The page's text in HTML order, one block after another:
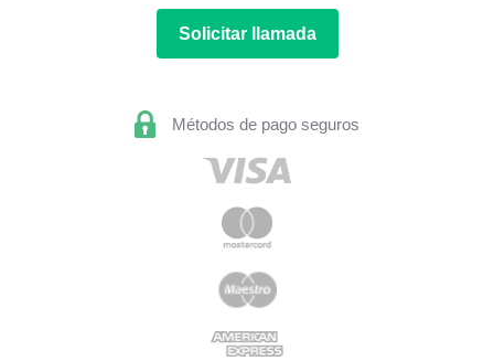
Solicitar llamada
Métodos de pago seguros